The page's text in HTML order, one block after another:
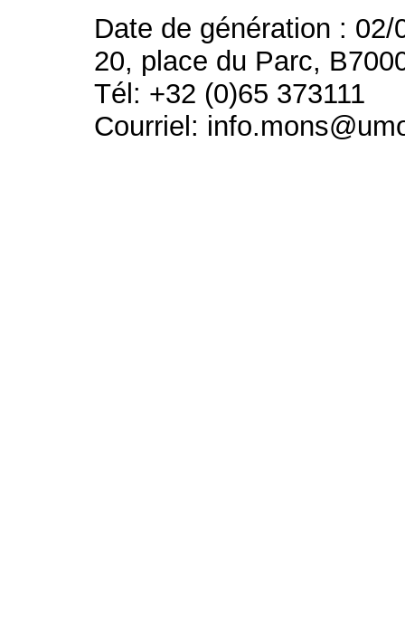
Date de génération : 02/
20, place du Parc,
Tél: +32 (0)65 373111
Courriel: